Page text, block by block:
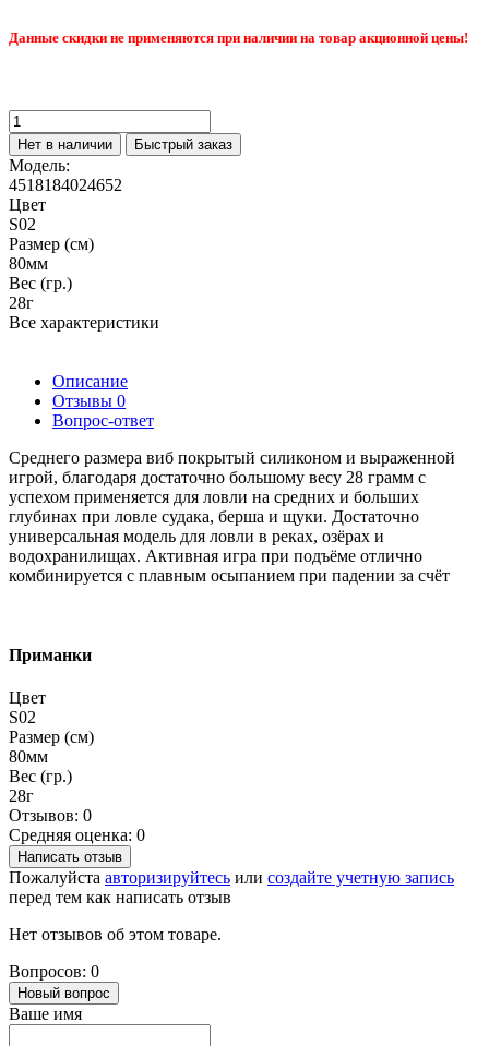
Данные скидки не применяются при наличии на товар акционной цены!
Нет в наличии Быстрый заказ
Модель:
4518184024652
Цвет
S02
Размер (см)
80мм
Вес (гр.)
28г
Все характеристики
Описание
Отзывы 0
Вопрос-ответ
Среднего размера виб покрытый силиконом и выраженной
игрой, благодаря достаточно большому весу 28 грамм с
успехом применяется для ловли на средних и больших
глубинах при ловле судака, берша и щуки. Достаточно
универсальная модель для ловли в реках, озёрах и
водохранилищах. Активная игра при подъёме отлично
комбинируется с плавным осыпанием при падении за счёт
Приманки
Цвет
S02
Размер (см)
80мм
Вес (гр.)
28г
Отзывов: 0
Средняя оценка: 0
Написать отзыв
Пожалуйста авторизируйтесь или создайте учетную запись
перед тем как написать отзыв
Нет отзывов об этом товаре.
Вопросов: 0
Новый вопрос
Ваше имя